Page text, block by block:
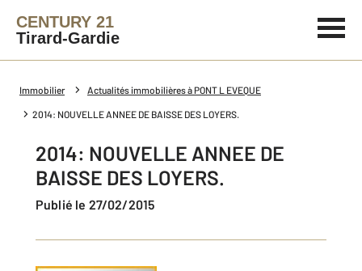
CENTURY 21
Tirard-Gardie
Immobilier Actualités immobilières à PONT L EVEQUE
2014: NOUVELLE ANNEE DE BAISSE DES LOYERS.
2014: NOUVELLE ANNEE DE
BAISSE DES LOYERS.
Publié le 27/02/2015